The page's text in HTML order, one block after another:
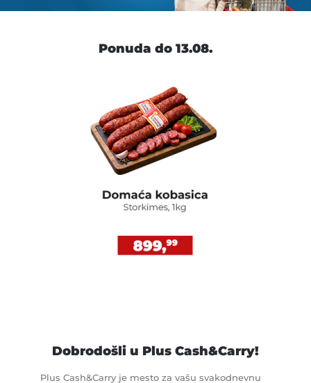
Ponuda do 13.08.
Dobrodošli u Plus Cash&Carry!
Plus Cash&Carry je mesto za vašu svakodnevnu